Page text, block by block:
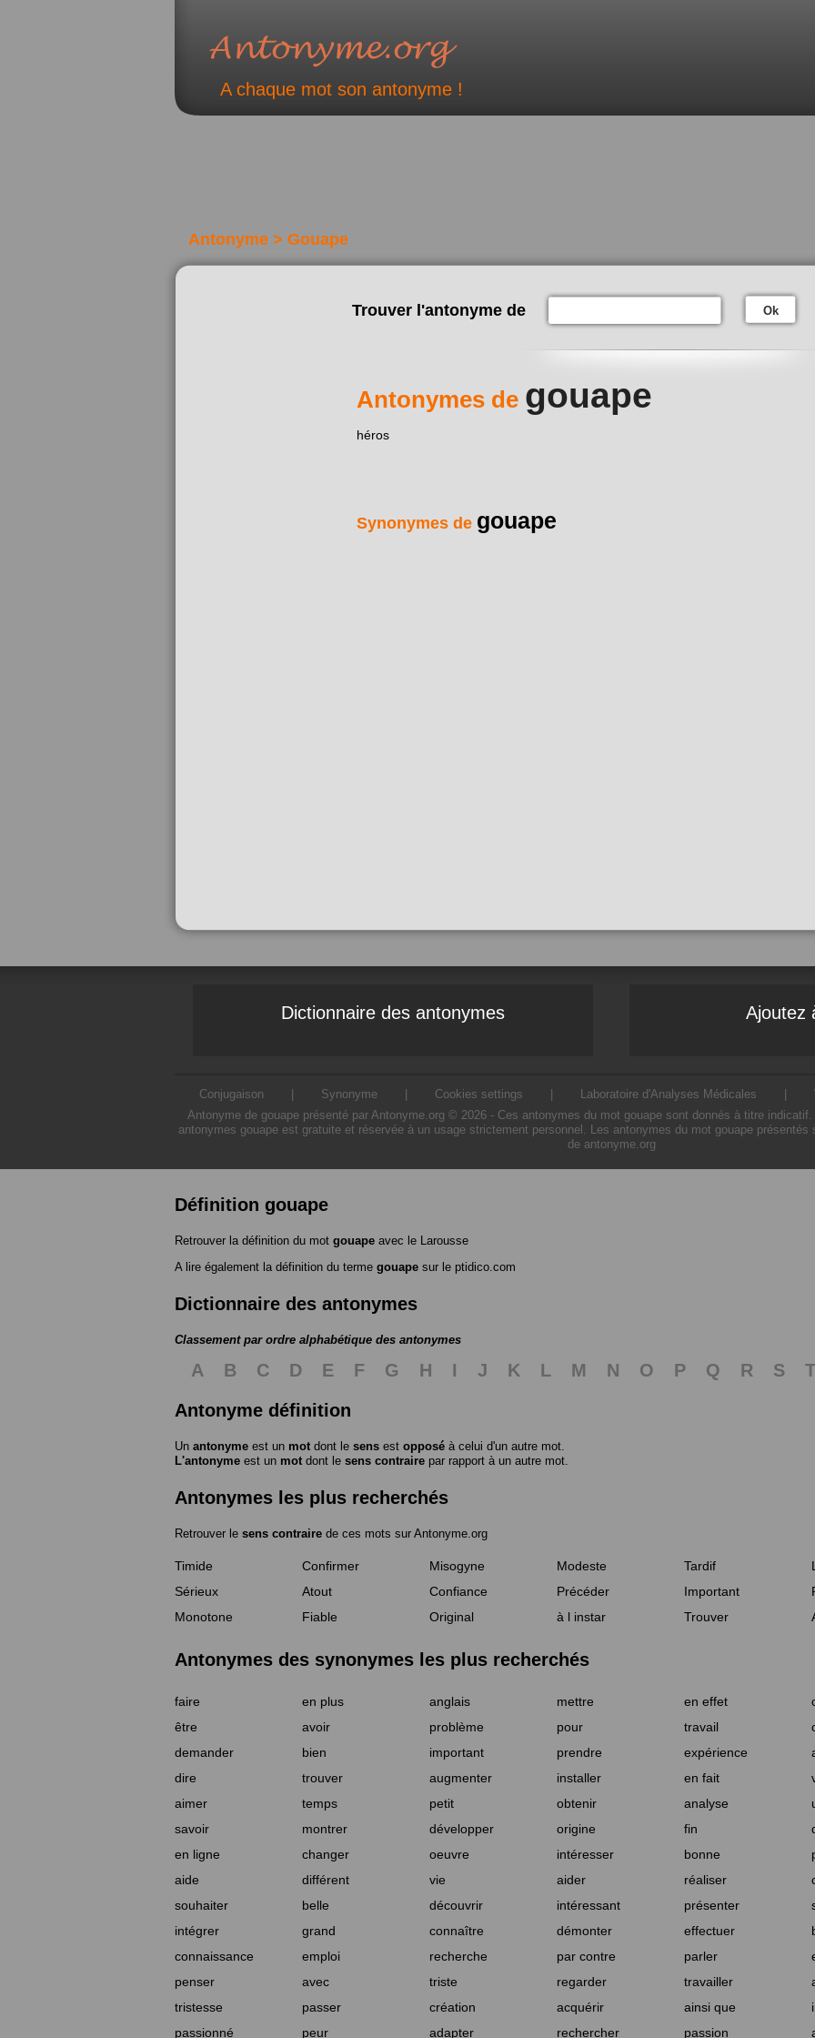
A chaque mot son antonyme !
Antonyme > Gouape
Trouver l'antonyme de Ok
Antonymes de gouape
héros
Synonymes de gouape
Dictionnaire des antonymes Ajoutez
Conjugaison Synonyme Cookies settings Laboratoire d'Analyses Médicales
Antonyme de gouape présenté par Antonyme.org © 2026 - Ces antonymes du mot gouape sont donnés à titre
antonymes gouape est gratuite et réservée à un usage strictement personnel. Les antonymes du mot gouape présentés
de antonyme.org
Définition gouape
Retrouver la définition du mot gouape avec le Larousse
A lire également la définition du terme gouape sur le ptidico.com
Dictionnaire des antonymes
Classement par ordre alphabétique des antonymes
A B C D E F G H I J K L M N O P Q R S T
Antonyme définition
Un antonyme est un mot dont le sens est opposé à celui d'un autre mot.
L'antonyme est un mot dont le sens contraire par rapport à un autre mot.
Antonymes les plus recherchés
Retrouver le sens contraire de ces mots sur Antonyme.org
Timide Confirmer Misogyne Modeste Tardif
Sérieux
Atout Confiance Précéder Important
Monotone
Fiable Original à l instar Trouver
Antonymes des synonymes les plus recherchés
faire en plus anglais mettre en effet
être
avoir problème pour travail
demander
bien important prendre expérience
dire
trouver augmenter installer en fait
aimer
temps petit obtenir analyse
savoir
montrer développer origine fin
en ligne
changer oeuvre intéresser bonne
aide
différent vie aider réaliser
souhaiter
belle découvrir intéressant présenter
intégrer
grand connaître démonter effectuer
connaissance
emploi recherche par contre parler
penser
avec triste regarder travailler
tristesse
passer création acquérir ainsi que
passionné
peur adapter rechercher passion